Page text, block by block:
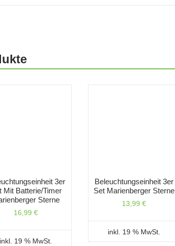
3er
Mit Batterie/Timer
Sterne
16,99€
inkl. 19 % MwSt.
Beleuchtungseinheit 3er
Set Marienberger Sterne
13,99 €
inkl. 19 % MwSt.